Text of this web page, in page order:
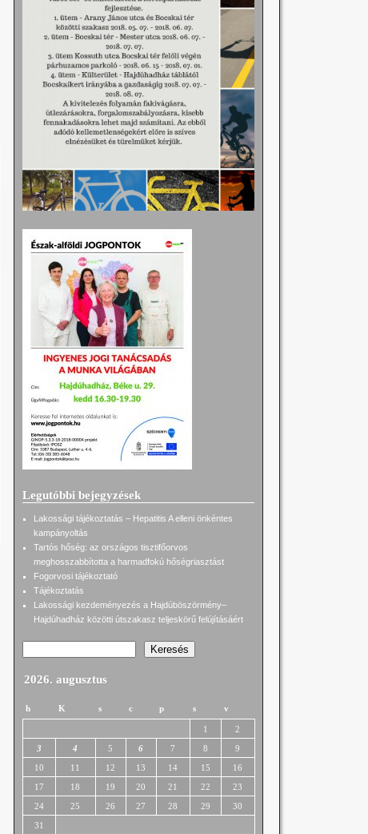
Legutóbbi bejegyzések
Lakossági tájékoztatás – Hepatitis A elleni önkéntes
kampányoltás
Tartós hőség: az országos tisztifőorvos
meghosszabbította a harmadfokú hőségriasztást
Fogorvosi tájékoztató
Tájékoztatás
Lakossági kezdeményezés a Hajdúböszörmény–
Hajdúhadház közötti útszakasz teljeskörű felújításáért
Keresés
2026. augusztus
h K s c p s v
1
2
3
4 5 6 7 8
9
10
11 12 13 14 15
16
17
18 19 20 21 22
23
24
25 26 27 28 29
30
31